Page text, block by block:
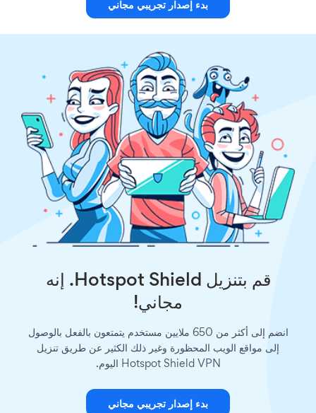
بدء إصدار تجريبي مجاني
قم بتنزيل Hotspot Shield. إنه
مجاني!
انضم إلى أكثر من 650 ملايين مستخدم يتمتعون بالفعل بالوصول
إلى مواقع الويب المحظورة وغير ذلك الكثير عن طريق تنزيل
Hotspot Shield VPN اليوم.
بدء إصدار تجريبي مجاني